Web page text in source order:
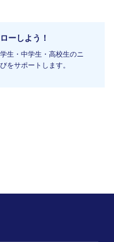
ーしよう！
生・中学生・高校生のニ
をサポートします。